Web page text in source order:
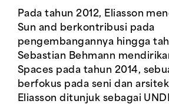
Pada tahun 2012, Eliasson
Sun and berkontribusi pada
pengembangannya hingga
Sebastian Behmann
Spaces pada tahun 2014,
berfokus pada seni dan
Eliasson ditunjuk sebagai